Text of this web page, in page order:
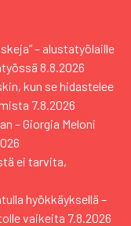
– alustatyölaille
8.8.2026
kun se hidastelee
7.8.2026
– Giorgia Meloni
ei tarvita,
hyökkäyksellä –
vaikeita 7.8.2026